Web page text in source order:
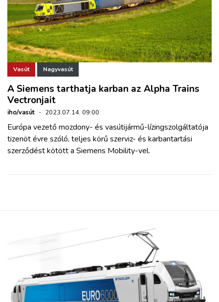
Vasút Nagyvasút
A Siemens tarthatja karban az Alpha Trains
Vectronjait
iho/vasút · 2023.07.14. 09:00
Európa vezető mozdony- és vasútijármű-lízingszolgáltatója
tizenöt évre szóló, teljes körű szerviz- és karbantartási
szerződést kötött a Siemens Mobility-vel.